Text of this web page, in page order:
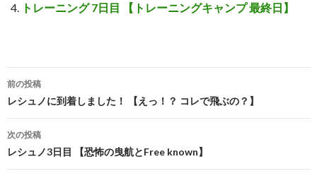
トレーニング 7日目 【トレーニングキャンプ 最終日】
投
稿
ナ
前の投稿
レシュノに到着しました！ 【えっ！？ コレで飛ぶの？】
次の投稿
レシュノ3日目 【恐怖の曳航とFree known】